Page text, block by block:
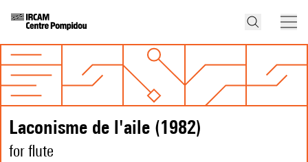
Laconisme de l'aile (1982)
for flute